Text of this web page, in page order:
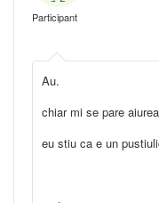
Participant
Au.
chiar mi se pare
eu stiu ca e un